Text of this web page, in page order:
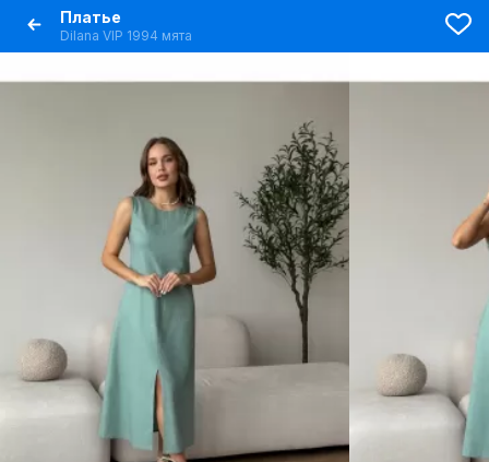
Платье
Dilana VIP 1994 мята